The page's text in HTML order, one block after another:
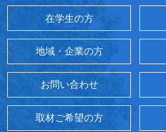
在学生の方
地域・企業の方
お問い合わせ
取材ご希望の方